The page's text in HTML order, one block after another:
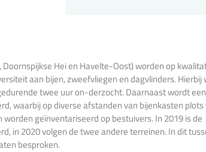
Hei en Havelte-Oost) worden op
aan bijen, zweefvliegen en dagvlinders. Hierbij
twee uur on-derzocht. Daarnaast wordt een
waarbij op diverse afstanden van bijenkasten plots
geïnventariseerd op bestuivers. In 2019 is de
in 2020 volgen de twee andere terreinen. In dit
besproken.